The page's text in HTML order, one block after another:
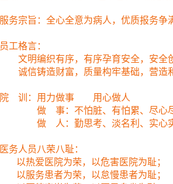
宗旨：全心全意为病人，优质报务争
格言：
编织有序，有序孕育安全，安全创
铸造财富，质量构牢基础，营造和
：用力做事 用心做人
做 事：不怕脏、有怕累、尽心
做 人：勤思考、淡名利、实心
人员八荣八耻：
以热爱医院为荣，以危害医院为耻；
以服务患者为荣，以怠慢患者为耻；